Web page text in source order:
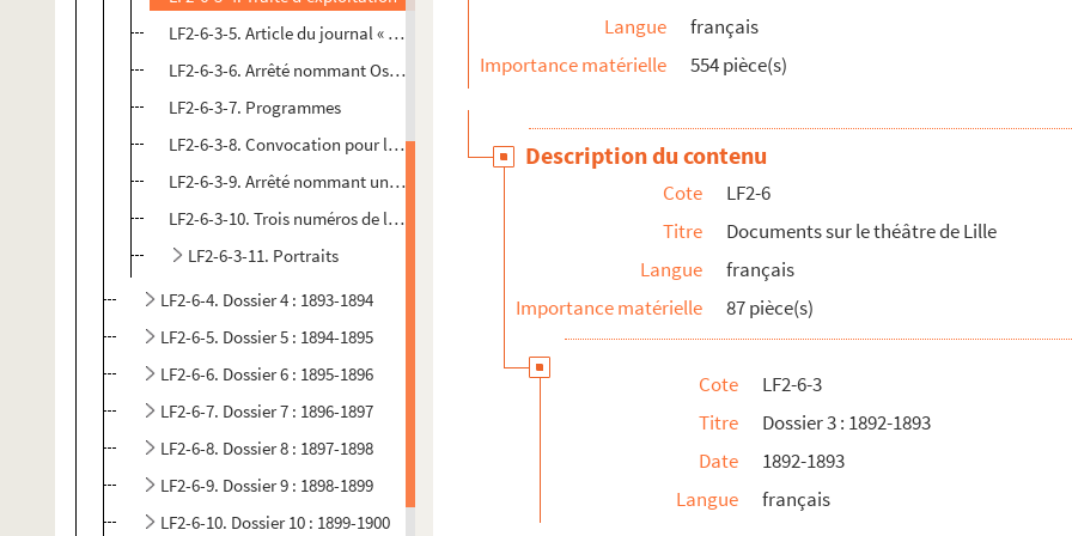
LF2-6-3-5. Article du journal « La Dépêche »
LF2-6-3-6. Arrêté nommant Oscar Petit directeur
LF2-6-3-7. Programmes
LF2-6-3-8. Convocation pour la faillite du directeur Taillefer
LF2-6-3-9. Arrêté nommant un directeur-comptable
LF2-6-3-10. Trois numéros de la « Revue Artistique »
LF2-6-3-11. Portraits
LF2-6-4. Dossier 4 : 1893-1894
LF2-6-5. Dossier 5 : 1894-1895
LF2-6-6. Dossier 6 : 1895-1896
LF2-6-7. Dossier 7 : 1896-1897
LF2-6-8. Dossier 8 : 1897-1898
LF2-6-9. Dossier 9 : 1898-1899
LF2-6-10. Dossier 10 : 1899-1900
Langue
français
Importance matérielle
554 pièce(s)
Description du contenu
Cote
LF2-6
Titre
Documents sur le théâtre de Lille
Langue
français
Importance matérielle
87 pièce(s)
Cote
LF2-6-3
Titre
Dossier 3 : 1892-1893
Date
1892-1893
Langue
français